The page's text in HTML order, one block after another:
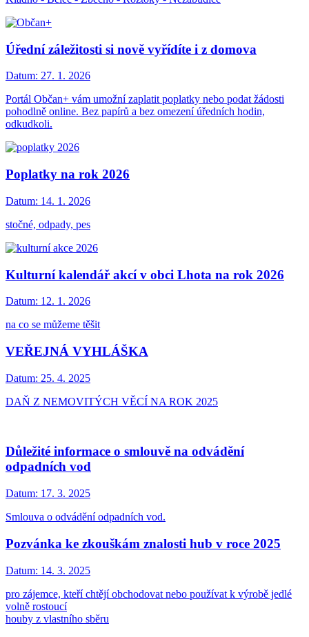
Úřední záležitosti si nově vyřídíte i z domova
Datum: 27. 1. 2026
Portál Občan+ vám umožní zaplatit poplatky nebo podat žádosti
pohodlně online. Bez papírů a bez omezení úředních hodin,
odkudkoli.
Poplatky na rok 2026
Datum: 14. 1. 2026
stočné, odpady, pes
Kulturní kalendář akcí v obci Lhota na rok 2026
Datum: 12. 1. 2026
na co se můžeme těšit
VEŘEJNÁ VYHLÁŠKA
Datum: 25. 4. 2025
DAŇ Z NEMOVITÝCH VĚCÍ NA ROK 2025
Důležité informace o smlouvě na odvádění
odpadních vod
Datum: 17. 3. 2025
Smlouva o odvádění odpadních vod.
Pozvánka ke zkouškám znalosti hub v roce 2025
Datum: 14. 3. 2025
pro zájemce, kteří chtějí obchodovat nebo používat k výrobě jedlé
volně rostoucí
houby z vlastního sběru